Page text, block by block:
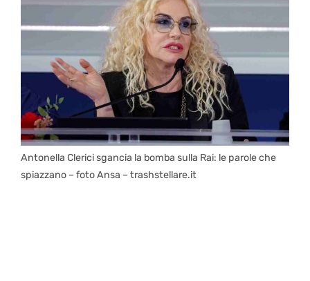
Antonella Clerici sgancia la bomba sulla Rai: le parole che
spiazzano – foto Ansa – trashstellare.it